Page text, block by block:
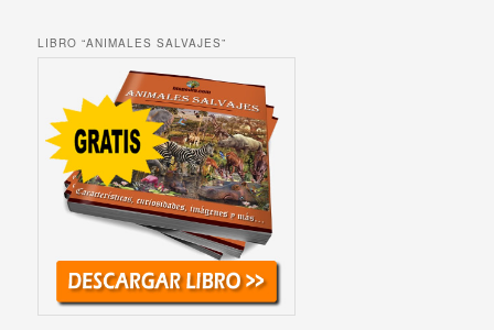
LIBRO “ANIMALES SALVAJES”